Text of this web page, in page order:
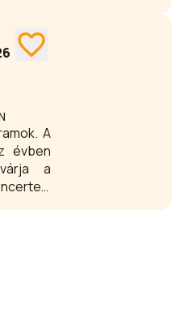
A
évben
a